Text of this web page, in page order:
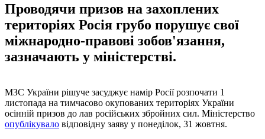
Проводячи призов на захоплених
територіях Росія грубо порушує свої
міжнародно-правові зобов'язання,
зазначають у міністерстві.
МЗС України рішуче засуджує намір Росії розпочати 1
листопада на тимчасово окупованих територіях України
осінній призов до лав російських збройних сил. Міністерство
опублікувало відповідну заяву у понеділок, 31 жовтня.